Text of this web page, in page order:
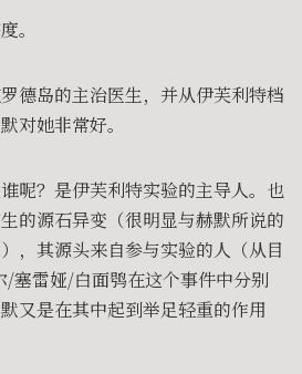
。
德岛的主治医生，并从伊芙利特档
对她非常好。
呢？是伊芙利特实验的主导人。也
的源石异变（很明显与赫默所说的
，其源头来自参与实验的人（从目
塞雷娅/白面鸮在这个事件中分别
又是在其中起到举足轻重的作用